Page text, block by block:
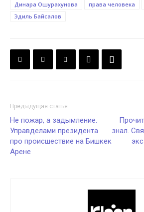
Динара Ошурахунова
права человека
Эдиль Байсалов
Предыдущая статья
Не пожар, а задымление.
Управделами президента
про происшествие на Бишкек
Арене
знал.